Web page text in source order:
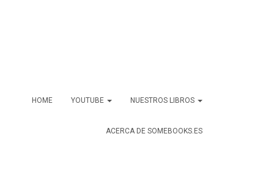
HOME YOUTUBE NUESTROS LIBROS
ACERCA DE SOMEBOOKS.ES